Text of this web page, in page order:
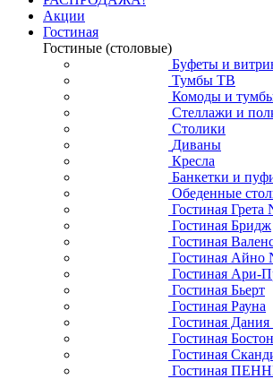
Акции
Гостиная
Гостиные (столовые)
Буфеты и
Тумбы ТВ
Комоды и
Стеллажи и
Столики
Диваны
Кресла
Банкетки и
Обеденные
Гостиная Грета
Гостиная Бридж
Гостиная
Гостиная Айно
Гостиная Ари-
Гостиная Бьерт
Гостиная Рауна
Гостиная
Гостиная Бостон
Гостиная
Гостиная